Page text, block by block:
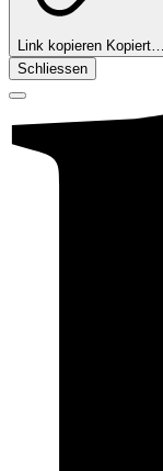
Link kopieren Kopiert…
Schliessen